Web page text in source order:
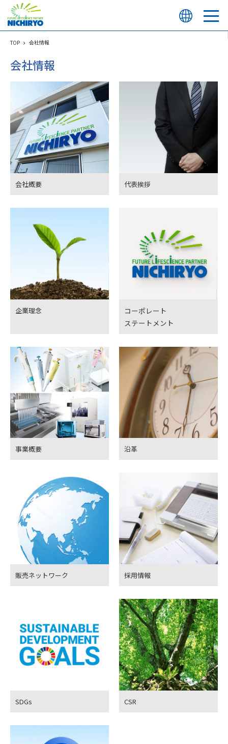
TOP 会社情報
会社情報
会社概要 代表挨拶
企業理念
コーポレート
ステートメント
事業概要 沿革
販売ネットワーク 採用情報
SDGs CSR